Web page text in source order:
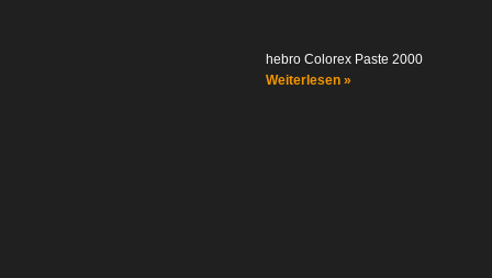
hebro Colorex Paste 2000
Weiterlesen »